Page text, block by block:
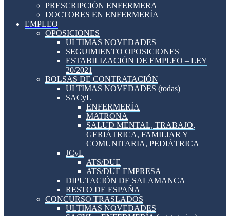
PRESCRIPCIÓN ENFERMERA
DOCTORES EN ENFERMERÍA
EMPLEO
OPOSICIONES
ULTIMAS NOVEDADES
SEGUIMIENTO OPOSICIONES
ESTABILIZACIÓN DE EMPLEO – LEY
20/2021
BOLSAS DE CONTRATACIÓN
ULTIMAS NOVEDADES (todas)
SACyL
ENFERMERÍA
MATRONA
SALUD MENTAL, TRABAJO,
GERIÁTRICA, FAMILIAR Y
COMUNITARIA, PEDIÁTRICA
JCyL
ATS/DUE
ATS/DUE EMPRESA
DIPUTACIÓN DE SALAMANCA
RESTO DE ESPAÑA
CONCURSO TRASLADOS
ULTIMAS NOVEDADES